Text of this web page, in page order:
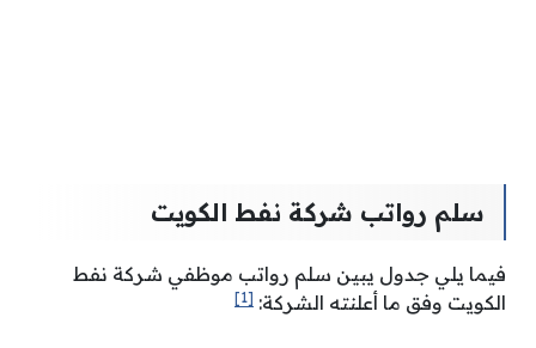
سلم رواتب شركة نفط الكويت
فيما يلي جدول يبين سلم رواتب موظفي شركة نفط
الكويت وفق ما أعلنته الشركة: [1]